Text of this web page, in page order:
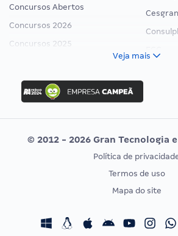
Concursos Abertos
Concursos 2026
Concursos 2025
Concurso Ibama
Concurso MPU
Editais publicados
Vunesp
CONCURSOS POR PROFISSÃO
Concursos Fiscais
EXAME
Veja mais
© 2012 - 2026 Gran Tecnologia
Política de
Termos de uso
Mapa do site